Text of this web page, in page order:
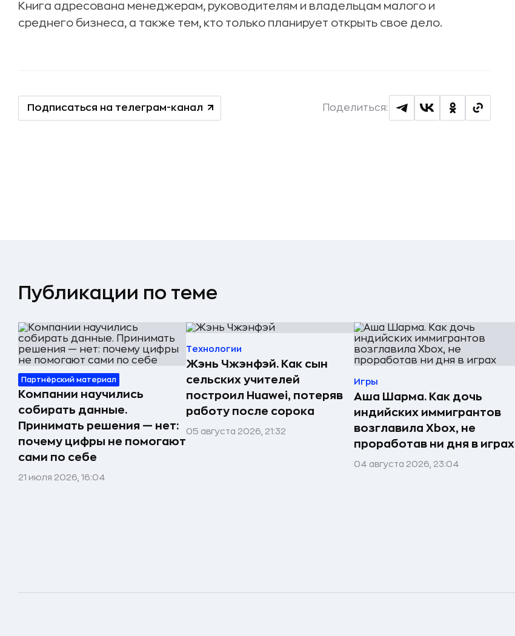
Книга адресована менеджерам, руководителям и владельцам малого и
среднего бизнеса, а также тем, кто только планирует открыть свое дело.
Подписаться на телеграм-канал Поделиться:
Публикации по теме
Партнёрский материал
Компании научились
собирать данные.
Принимать решения — нет:
почему цифры не помогают
сами по себе
21 июля 2026, 16:04
Технологии
Жэнь Чжэнфэй. Как сын
сельских учителей
построил Huawei, потеряв
работу после сорока
05 августа 2026, 21:32
Игры
Аша Шарма. Как дочь
индийских иммигрантов
возглавила Xbox, не
проработав ни дня в играх
04 августа 2026, 23:04